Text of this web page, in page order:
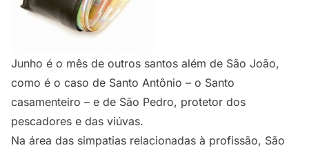
Junho é o mês de outros santos além de São João,
como é o caso de Santo Antônio – o Santo
casamenteiro – e de São Pedro, protetor dos
pescadores e das viúvas.
Na área das simpatias relacionadas à profissão, São